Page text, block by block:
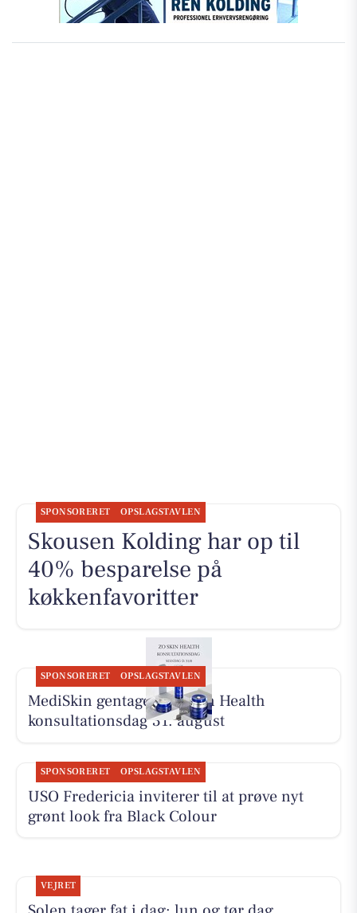
SPONSORERET OPSLAGSTAVLEN
Skousen Kolding har op til
40% besparelse på
køkkenfavoritter
SPONSORERET OPSLAGSTAVLEN
MediSkin gentager ZO Skin Health
konsultationsdag 31. august
SPONSORERET OPSLAGSTAVLEN
USO Fredericia inviterer til at prøve nyt
grønt look fra Black Colour
VEJRET